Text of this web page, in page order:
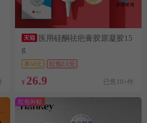
医用硅酮祛疤膏胶原凝胶15
g
券50元 红包2.1元
¥ 26.9 已售10+件
红包补贴